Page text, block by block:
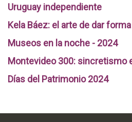
Uruguay independiente
Kela Báez: el arte de dar
Museos en la noche - 2024
Montevideo 300: sincretismo
Días del Patrimonio 2024